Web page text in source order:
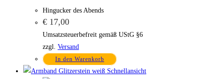
Hingucker des Abends
€ 17,00
Umsatzsteuerbefreit gemäß UStG §6
zzgl. Versand
In den Warenkorb
Schnellansicht